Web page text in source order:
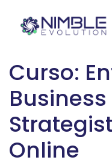
Curso:
Online